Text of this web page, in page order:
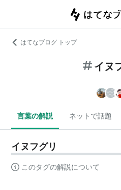
はてなブログ トップ
イヌ
言葉の解説 ネットで話題
イヌフグリ
このタグの解説について